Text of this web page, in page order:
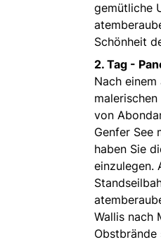
gemütliche
Schönheit
2. Tag -
Nach
von
Genfer See
haben Sie
einzulegen.
Wallis nach
Obstbrände